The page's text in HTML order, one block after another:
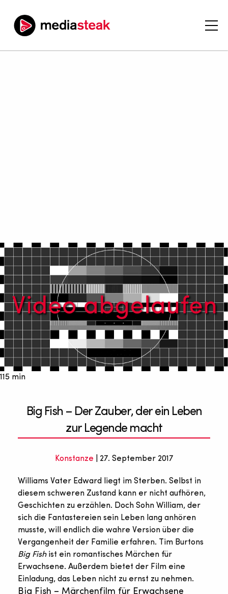
115 min
Big Fish – Der Zauber, der ein Leben
zur Legende macht
Konstanze | 27. September 2017
Williams Vater Edward liegt im Sterben. Selbst in
diesem schweren Zustand kann er nicht aufhören,
Geschichten zu erzählen. Doch Sohn William, der
sich die Fantastereien sein Leben lang anhören
musste, will endlich die wahre Version über die
Vergangenheit der Familie erfahren. Tim Burtons
Big Fishist ein romantisches Märchen für
Erwachsene. Außerdem bietet der Film eine
Einladung, das Leben nicht zu ernst zu nehmen.
Big Fish – Märchenfilm für Erwachsene